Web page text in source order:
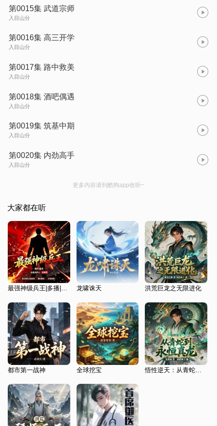
第0015集 武道宗师
入目山分
第0016集 高三开学
入目山分
第0017集 路中救美
入目山分
第0018集 酒吧偶遇
入目山分
第0019集 筑基中期
入目山分
第0020集 内劲高手
入目山分
更多内容请到酷狗app收听~
大家都在听
最强神级兵王|多播|兵王回归，热血护花|都市传奇，不容错过！ 龙啸诛天 洪荒巨龙之无限进化
都市第一战神 全球挖宝 悟性逆天：从青蛇到永恒真龙